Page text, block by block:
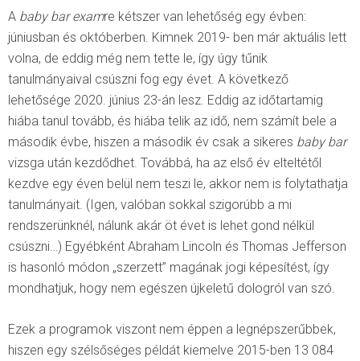
A baby bar examre kétszer van lehetőség egy évben:
júniusban és októberben. Kimnek 2019- ben már aktuális lett
volna, de eddig még nem tette le, így úgy tűnik
tanulmányaival csúszni fog egy évet. A következő
lehetősége 2020. június 23-án lesz. Eddig az időtartamig
hiába tanul tovább, és hiába telik az idő, nem számít bele a
második évbe, hiszen a második év csak a sikeres baby bar
vizsga után kezdődhet. Továbbá, ha az első év elteltétől
kezdve egy éven belül nem teszi le, akkor nem is folytathatja
tanulmányait. (Igen, valóban sokkal szigorúbb a mi
rendszerünknél, nálunk akár öt évet is lehet gond nélkül
csúszni…) Egyébként Abraham Lincoln és Thomas Jefferson
is hasonló módon „szerzett” magának jogi képesítést, így
mondhatjuk, hogy nem egészen újkeletű dologról van szó.
Ezek a programok viszont nem éppen a legnépszerűbbek,
hiszen egy szélsőséges példát kiemelve 2015-ben 13 084